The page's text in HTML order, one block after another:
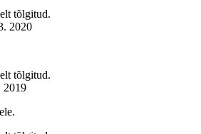
tõlgitud.
2020
tõlgitud.
2019